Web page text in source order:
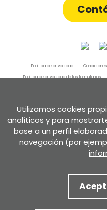
Política de privacidad
Política de privacidad de los formularios
Utilizamos cookies
analíticos y para
base a un perfil
navegación (por